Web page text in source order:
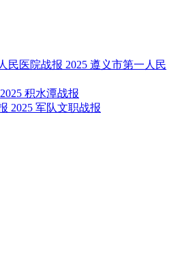
2025 遵义市第一人民
2025 积水潭战报
2025 军队文职战报